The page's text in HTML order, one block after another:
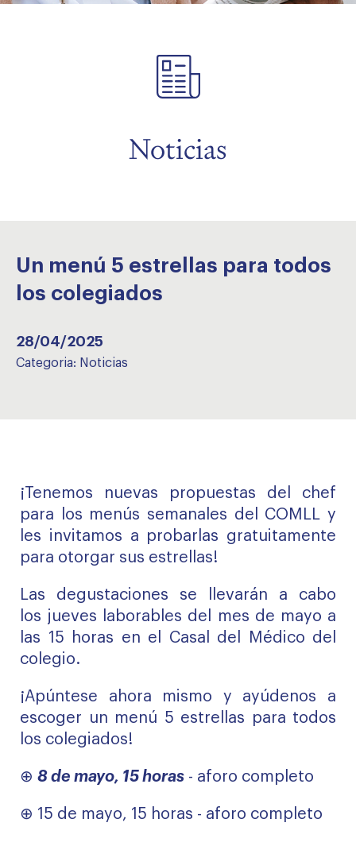
Noticias
Un menú 5 estrellas para todos
los colegiados
28/04/2025
Categoria: Noticias
¡Tenemos nuevas propuestas del chef
para los menús semanales del COMLL y
les invitamos a probarlas gratuitamente
para otorgar sus estrellas!
Las degustaciones se llevarán a cabo
los jueves laborables del mes de mayo a
las 15 horas en el Casal del Médico del
colegio.
¡Apúntese ahora mismo y ayúdenos a
escoger un menú 5 estrellas para todos
los colegiados!
⊕ 8 de mayo, 15 horas - aforo completo
⊕ 15 de mayo, 15 horas - aforo completo